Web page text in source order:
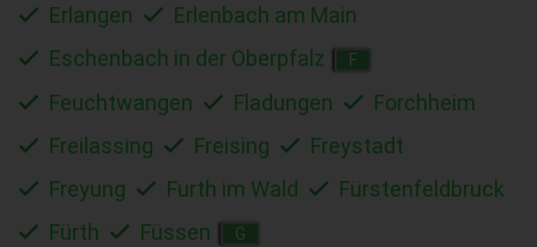
Erlangen
Erlenbach am Main
Eschenbach in der Oberpfalz
F
Feuchtwangen Fladungen
Forchheim
Freilassing
Freising
Freystadt
Freyung
Furth im Wald
Fürstenfeldbruck
Fürth
Füssen G